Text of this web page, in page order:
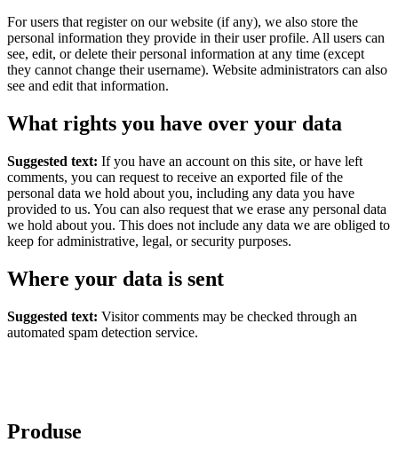
For users that register on our website (if any), we also store the
personal information they provide in their user profile. All users can
see, edit, or delete their personal information at any time (except
they cannot change their username). Website administrators can also
see and edit that information.
What rights you have over your data
Suggested text: If you have an account on this site, or have left
comments, you can request to receive an exported file of the
personal data we hold about you, including any data you have
provided to us. You can also request that we erase any personal data
we hold about you. This does not include any data we are obliged to
keep for administrative, legal, or security purposes.
Where your data is sent
Suggested text: Visitor comments may be checked through an
automated spam detection service.
Produse